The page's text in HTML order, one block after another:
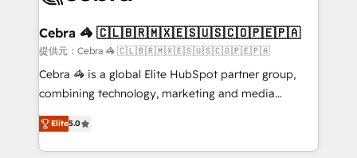
CS: 245% organic growth & +751% new visitors for a
full-funnel HubSpot project ✨ CS: 415% conversion
boost with a new HubSpot site Recognized leaders:
🏆 HubSpot Platform Migration Impact Award 🏆
Inbound Campaign of the Year 🏆 Gold AVA Digital
Award for Best Website 🌟 Accreditations: CRM
Cebra 🦓 🇨🇱🇧🇷🇲🇽🇪🇸🇺🇸🇨🇴🇵🇪🇵🇦
提供元：Cebra 🦓 🇨🇱🇧🇷🇲🇽🇪🇸🇺🇸🇨🇴🇵🇪🇵🇦
Cebra 🦓 is a global Elite HubSpot partner group,
combining technology, marketing and media
expertise across Latin America and Southern
Europe, with teams across 7 countries. Born in Chile,
we combine local insight with international reach to
Elite5.0